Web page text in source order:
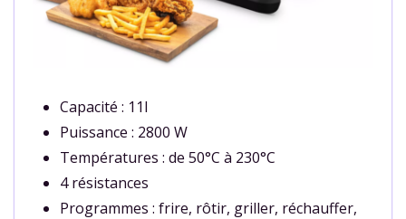
Capacité : 11l
Puissance : 2800 W
Températures : de 50°C à 230°C
4 résistances
Programmes : frire, rôtir, griller, réchauffer,